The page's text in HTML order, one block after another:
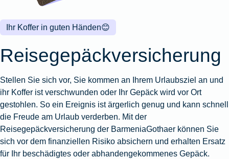
Produktübersicht
Produktübersicht
Oldtimersammlungsversicherung
Zur
😊
Ihr Koffer in guten Händen
Reisegepäckversicherung
Stellen Sie sich vor, Sie kommen an Ihrem Urlaubsziel an und
ihr Koffer ist verschwunden oder Ihr Gepäck wird vor Ort
gestohlen. So ein Ereignis ist ärgerlich genug und kann schnell
die Freude am Urlaub verderben. Mit der
Reisegepäckversicherung der BarmeniaGothaer können Sie
sich vor dem finanziellen Risiko absichern und erhalten Ersatz
für Ihr beschädigtes oder abhandengekommenes Gepäck.